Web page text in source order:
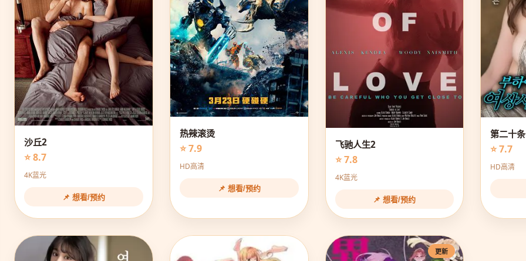
沙丘2
⭐ 8.7
4K蓝光
📌 想看/预约
热辣滚烫
⭐ 7.9
HD高清
📌 想看/预约
飞驰人生2
⭐ 7.8
4K蓝光
📌 想看/预约
第二十条
⭐ 7.7
HD高清
更新